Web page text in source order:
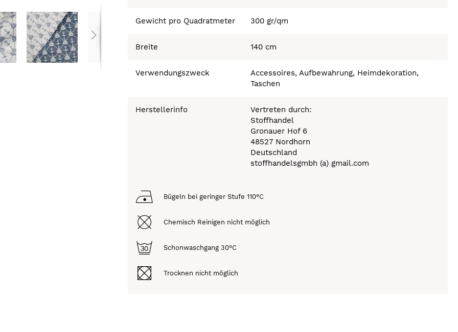
Gewicht pro Quadratmeter 300 gr/qm
Breite 140 cm
Verwendungszweck
Accessoires, Aufbewahrung, Heimdekoration,
Taschen
Herstellerinfo
Vertreten durch:
Stoffhandel
Gronauer Hof 6
48527 Nordhorn
Deutschland
stoffhandelsgmbh (a) gmail.com
Bügeln bei geringer Stufe 110°C
Chemisch Reinigen nicht möglich
Schonwaschgang 30°C
Trocknen nicht möglich